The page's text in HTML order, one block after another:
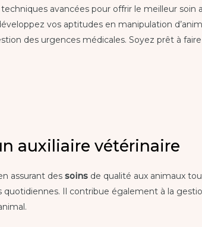
avancées pour offrir le meilleur soin
vos aptitudes en manipulation
des urgences médicales. Soyez prêt à faire
auxiliaire vétérinaire
assurant des soins de qualité aux animaux
quotidiennes. Il contribue également à la